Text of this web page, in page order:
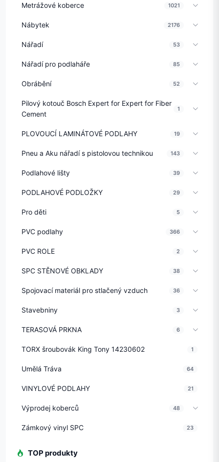
Metrážové koberce 1021
Nábytek 2176
Nářadí 53
Nářadí pro podlaháře 85
Obrábění 52
Pilový kotouč Bosch Expert for Expert for Fiber
Cement
1
PLOVOUCÍ LAMINÁTOVÉ PODLAHY 19
Pneu a Aku nářadí s pistolovou technikou 143
Podlahové lišty 39
PODLAHOVÉ PODLOŽKY 29
Pro děti 5
PVC podlahy 366
PVC ROLE 2
SPC STĚNOVÉ OBKLADY 38
Spojovací materiál pro stlačený vzduch 36
Stavebniny 3
TERASOVÁ PRKNA 6
TORX šroubovák King Tony 14230602 1
Umělá Tráva 64
VINYLOVÉ PODLAHY 21
Výprodej koberců 48
Zámkový vinyl SPC 23
TOP produkty